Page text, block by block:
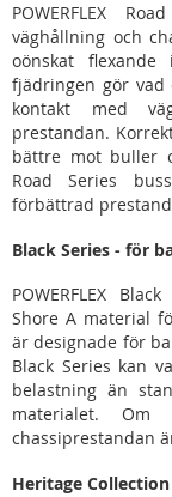
POWERFLEX
väghållning och
oönskat
fjädringen gör
kontakt med
prestandan.
bättre mot buller
Road Series
förbättrad
Black Series - för
POWERFLEX
Shore A material
är designade för
Black Series kan
belastning än
materialet.
chassiprestandan
Heritage